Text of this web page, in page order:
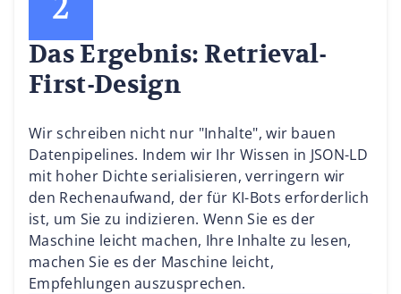
Das Ergebnis: Retrieval-
First-Design
Wir schreiben nicht nur "Inhalte", wir bauen
Datenpipelines. Indem wir Ihr Wissen in JSON-LD
mit hoher Dichte serialisieren, verringern wir
den Rechenaufwand, der für KI-Bots erforderlich
ist, um Sie zu indizieren. Wenn Sie es der
Maschine leicht machen, Ihre Inhalte zu lesen,
machen Sie es der Maschine leicht,
Empfehlungen auszusprechen.